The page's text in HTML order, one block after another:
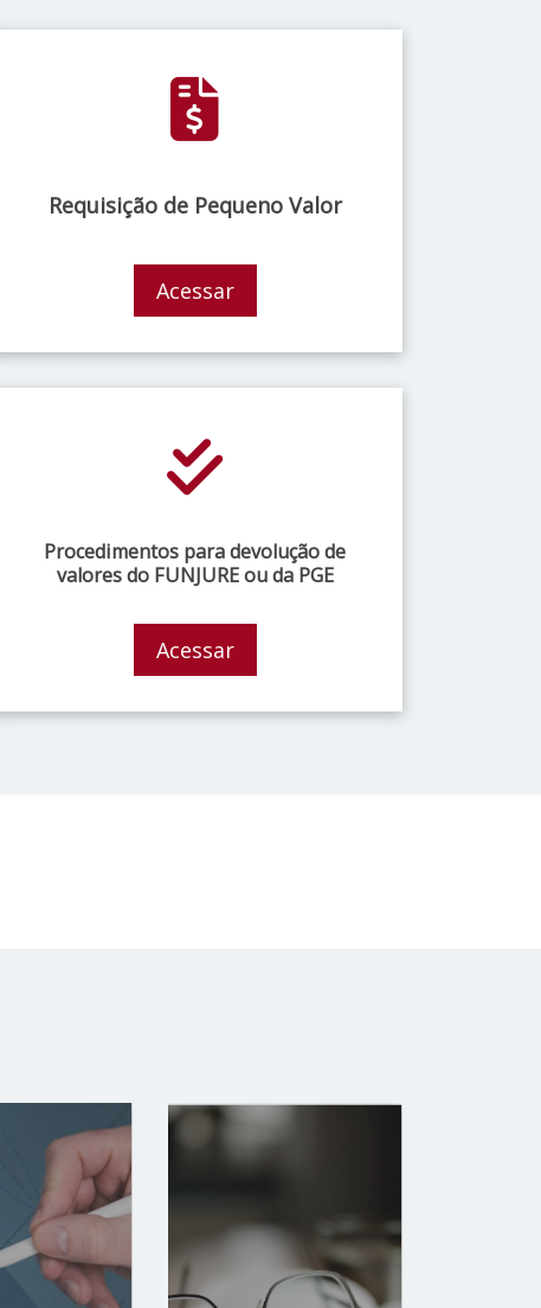
Requisição de Pequeno Valor
Acessar
Procedimentos para devolução de
valores do FUNJURE ou da PGE
Acessar